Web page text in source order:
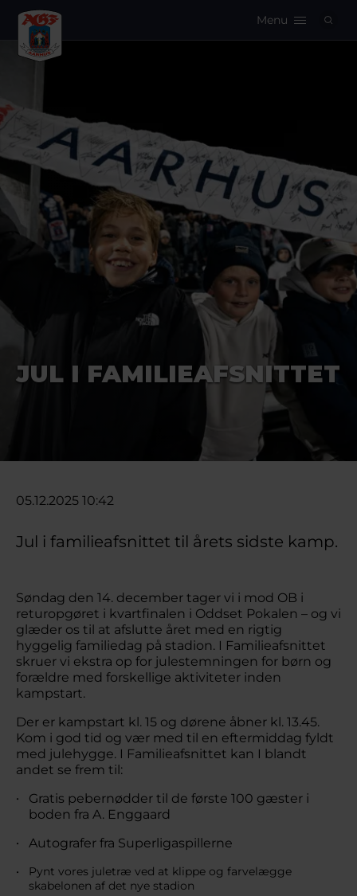
Menu
JUL I FAMILIEAFSNITTET
05.12.2025 10:42
Jul i familieafsnittet til årets sidste kamp.
Søndag den 14. december tager vi i mod OB i
returopgøret i kvartfinalen i Oddset Pokalen – og vi
glæder os til at afslutte året med en rigtig
hyggelig familiedag på stadion. I Familieafsnittet
skruer vi ekstra op for julestemningen for børn og
forældre med forskellige aktiviteter inden
kampstart.
Der er kampstart kl. 15 og dørene åbner kl. 13.45.
Kom i god tid og vær med til en eftermiddag fyldt
med julehygge. I Familieafsnittet kan I blandt
andet se frem til:
Gratis pebernødder til de første 100 gæster i
boden fra A. Enggaard
Autografer fra Superligaspillerne
Pynt vores juletræ ved at klippe og farvelægge
skabelonen af det nye stadion